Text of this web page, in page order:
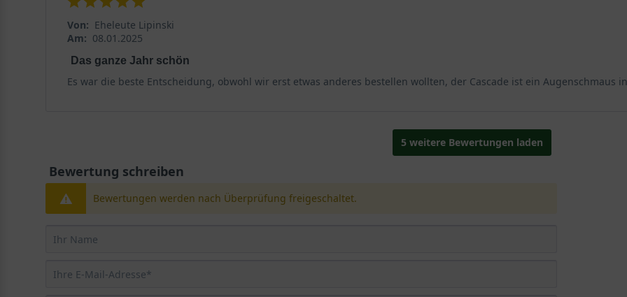
Von: Eheleute Lipinski
Am: 08.01.2025
Das ganze Jahr schön
Es war die beste Entscheidung, obwohl wir erst etwas anderes bestellen wollten, der Cascade ist ein Augenschmaus
5 weitere Bewertungen laden
Bewertung schreiben
Bewertungen werden nach Überprüfung freigeschaltet.